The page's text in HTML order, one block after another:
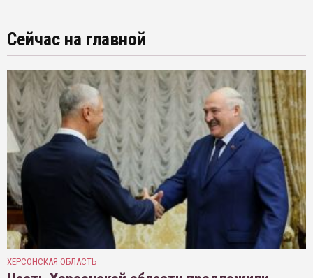
Сейчас на главной
ХЕРСОНСКАЯ ОБЛАСТЬ